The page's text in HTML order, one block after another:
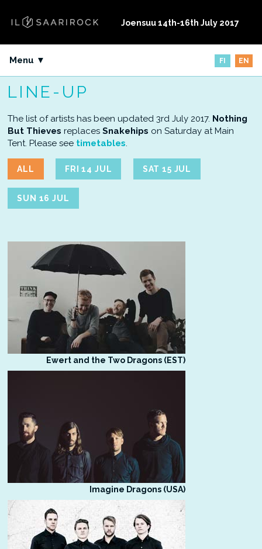
Joensuu14th-16th July 2017
Menu ▼ FI EN
LINE-UP
The list of artists has been updated 3rd July 2017. Nothing
But Thieves replacesSnakehips on Saturday at Main
Tent. Please see timetables.
ALL FRI 14 JUL SAT 15 JUL
SUN 16 JUL
Ewert and the Two Dragons (EST)
Imagine Dragons (USA)